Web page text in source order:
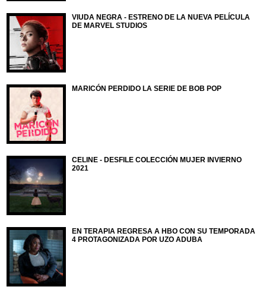
VIUDA NEGRA - ESTRENO DE LA NUEVA PELÍCULA
DE MARVEL STUDIOS
MARICÓN PERDIDO LA SERIE DE BOB POP
CELINE - DESFILE COLECCIÓN MUJER INVIERNO
2021
EN TERAPIA REGRESA A HBO CON SU TEMPORADA
4 PROTAGONIZADA POR UZO ADUBA